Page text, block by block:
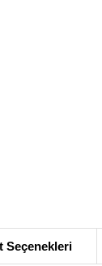
Seçenekleri